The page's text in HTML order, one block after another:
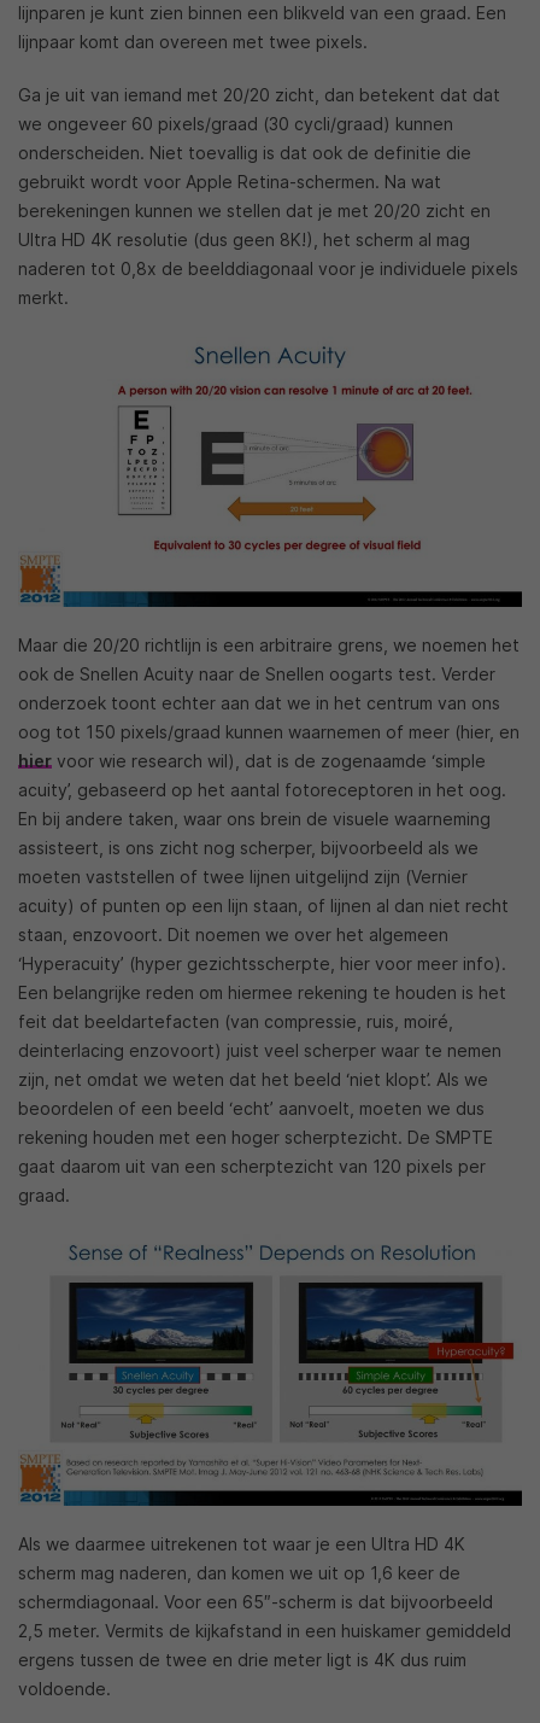
lijnparen je kunt zien binnen een blikveld van een graad. Een
lijnpaar komt dan overeen met twee pixels.
Ga je uit van iemand met 20/20 zicht, dan betekent dat dat
we ongeveer 60 pixels/graad (30 cycli/graad) kunnen
onderscheiden. Niet toevallig is dat ook de definitie die
gebruikt wordt voor Apple Retina-schermen. Na wat
berekeningen kunnen we stellen dat je met 20/20 zicht en
Ultra HD 4K resolutie (dus geen 8K!), het scherm al mag
naderen tot 0,8x de beelddiagonaal voor je individuele pixels
merkt.
Maar die 20/20 richtlijn is een arbitraire grens, we noemen het
ook de Snellen Acuity naar de Snellen oogarts test. Verder
onderzoek toont echter aan dat we in het centrum van ons
oog tot 150 pixels/graad kunnen waarnemen of meer (hier, en
hier voor wie research wil), dat is de zogenaamde ‘simple
acuity’, gebaseerd op het aantal fotoreceptoren in het oog.
En bij andere taken, waar ons brein de visuele waarneming
assisteert, is ons zicht nog scherper, bijvoorbeeld als we
moeten vaststellen of twee lijnen uitgelijnd zijn (Vernier
acuity) of punten op een lijn staan, of lijnen al dan niet recht
staan, enzovoort. Dit noemen we over het algemeen
‘Hyperacuity’ (hyper gezichtsscherpte, hier voor meer info).
Een belangrijke reden om hiermee rekening te houden is het
feit dat beeldartefacten (van compressie, ruis, moiré,
deinterlacing enzovoort) juist veel scherper waar te nemen
zijn, net omdat we weten dat het beeld ‘niet klopt’. Als we
beoordelen of een beeld ‘echt’ aanvoelt, moeten we dus
rekening houden met een hoger scherptezicht. De SMPTE
gaat daarom uit van een scherptezicht van 120 pixels per
graad.
Als we daarmee uitrekenen tot waar je een Ultra HD 4K
scherm mag naderen, dan komen we uit op 1,6 keer de
schermdiagonaal. Voor een 65″-scherm is dat bijvoorbeeld
2,5 meter. Vermits de kijkafstand in een huiskamer gemiddeld
ergens tussen de twee en drie meter ligt is 4K dus ruim
voldoende.